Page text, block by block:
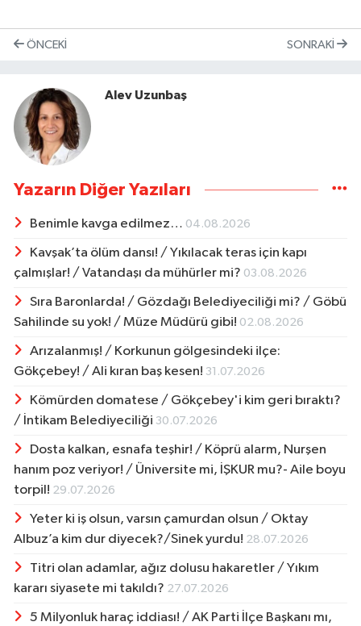
ÖNCEKI SONRAKI
Alev Uzunbaş
Yazarın Diğer Yazıları
Benimle kavga edilmez… 04.08.2026
Kavşak’ta ölüm dansı! / Yıkılacak teras için kapı
çalmışlar! / Vatandaşı da mühürler mi? 03.08.2026
Sıra Baronlarda! / Gözdağı Belediyeciliği mi? / Göbü
Sahilinde su yok! / Müze Müdürü gibi! 02.08.2026
Arızalanmış! / Korkunun gölgesindeki ilçe:
Gökçebey! / Ali kıran baş kesen! 31.07.2026
Kömürden domatese / Gökçebey'i kim geri bıraktı?
/ İntikam Belediyeciliği 30.07.2026
Dosta kalkan, esnafa teşhir! / Köprü alarm, Nurşen
hanım poz veriyor! / Üniversite mi, İŞKUR mu?- Aile boyu
torpil! 29.07.2026
Yeter ki iş olsun, varsın çamurdan olsun / Oktay
Albuz’a kim dur diyecek?/Sinek yurdu! 28.07.2026
Titri olan adamlar, ağız dolusu hakaretler / Yıkım
kararı siyasete mi takıldı? 27.07.2026
5 Milyonluk haraç iddiası! / AK Parti İlçe Başkanı mı,